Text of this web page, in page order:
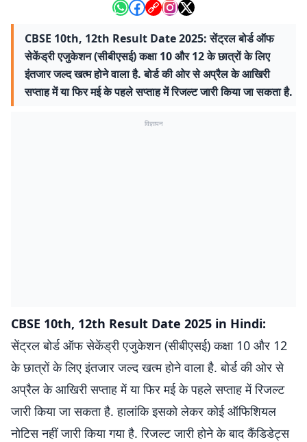
CBSE 10th, 12th Result Date 2025: सेंट्रल बोर्ड ऑफ
सेकेंड्री एजुकेशन (सीबीएसई) कक्षा 10 और 12 के छात्रों के लिए
इंतजार जल्द खत्म होने वाला है. बोर्ड की ओर से अप्रैल के आखिरी
सप्ताह में या फिर मई के पहले सप्ताह में रिजल्ट जारी किया जा सकता है.
विज्ञापन
CBSE 10th, 12th Result Date 2025 in Hindi:
सेंट्रल बोर्ड ऑफ सेकेंड्री एजुकेशन (सीबीएसई) कक्षा 10 और 12
के छात्रों के लिए इंतजार जल्द खत्म होने वाला है. बोर्ड की ओर से
अप्रैल के आखिरी सप्ताह में या फिर मई के पहले सप्ताह में रिजल्ट
जारी किया जा सकता है. हालांकि इसको लेकर कोई ऑफिशियल
नोटिस नहीं जारी किया गया है. रिजल्ट जारी होने के बाद कैंडिडेट्स